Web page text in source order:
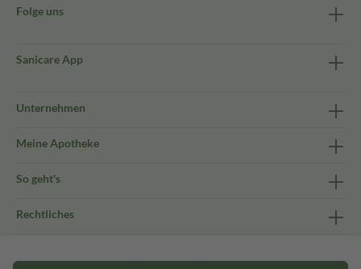
Folge uns
Sanicare App
Unternehmen
Meine Apotheke
So geht's
Rechtliches